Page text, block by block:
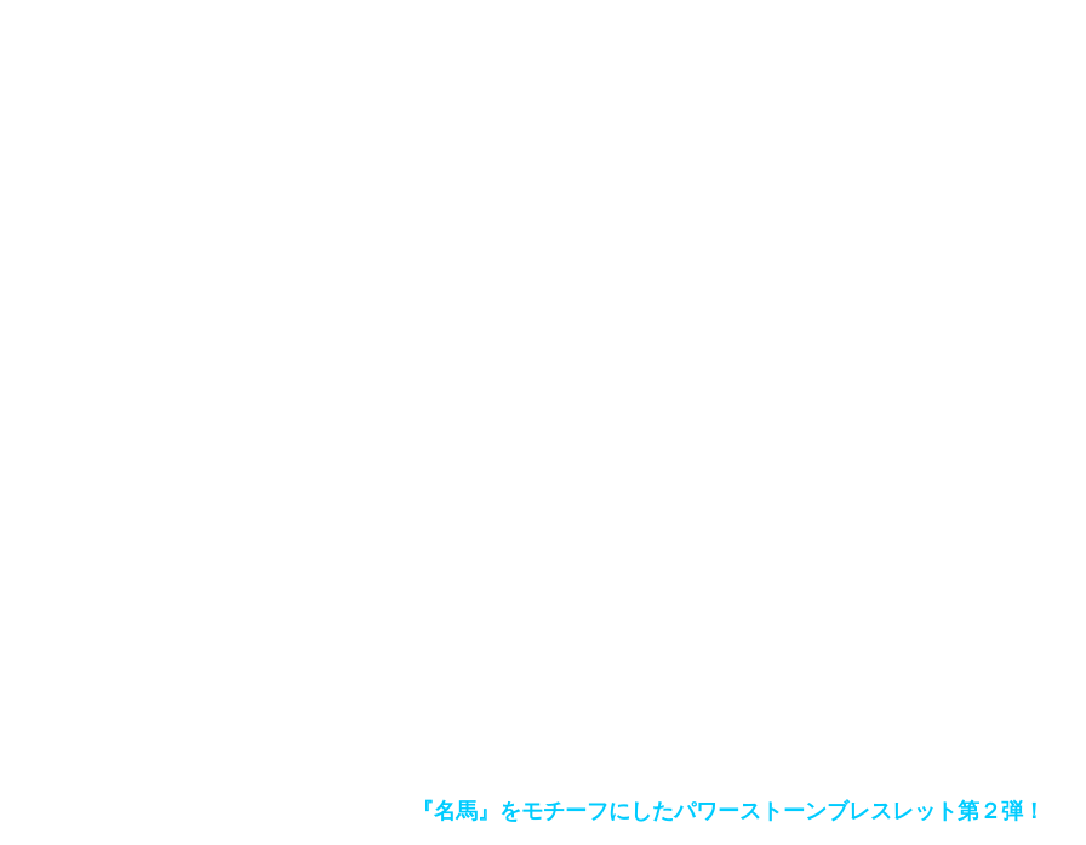
『名馬』をモチーフにしたパワーストーンブレスレット第２弾！